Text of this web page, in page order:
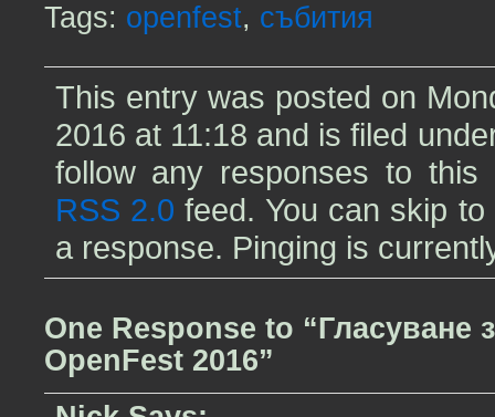
Tags: openfest, събития
This entry was posted on
2016 at 11:18 and is filed
follow any responses to this
RSS 2.0 feed. You can skip
a response. Pinging is
One Response to “Гласуване
OpenFest 2016”